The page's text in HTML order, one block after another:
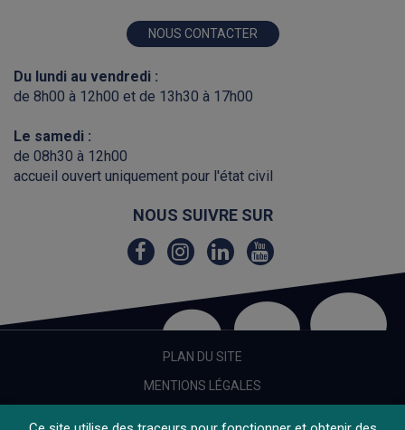
NOUS CONTACTER
Du lundi au vendredi :
de 8h00 à 12h00 et de 13h30 à 17h00
Le samedi :
de 08h30 à 12h00
accueil ouvert uniquement pour l'état civil
NOUS SUIVRE SUR
Lien
vers
compte
Facebook
Lien
vers
compte
Instagram
Lien
vers
le
compte
Linkedin
Lien
la
chaîne
Youtube
PLAN DU SITE
MENTIONS LÉGALES